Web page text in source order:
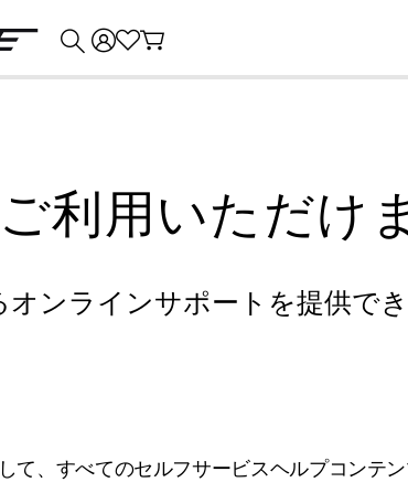
利用いただけ
ンラインサポートを提供でき
、すべてのセルフサービスヘルプコンテ